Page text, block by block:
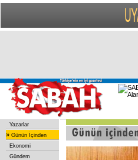
Yazarlar
» Günün İçinden
Ekonomi
Gündem